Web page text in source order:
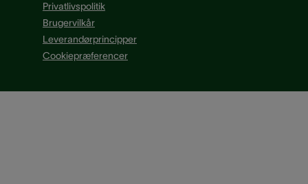
Privatlivspolitik
Brugervilkår
Leverandørprincipper
Cookiepræferencer